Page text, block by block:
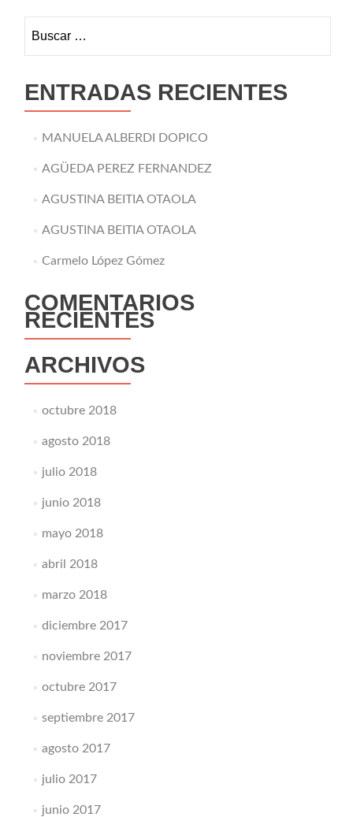
ENTRADAS RECIENTES
MANUELA ALBERDI DOPICO
AGÜEDA PEREZ FERNANDEZ
AGUSTINA BEITIA OTAOLA
AGUSTINA BEITIA OTAOLA
Carmelo López Gómez
COMENTARIOS
RECIENTES
ARCHIVOS
octubre 2018
agosto 2018
julio 2018
junio 2018
mayo 2018
abril 2018
marzo 2018
diciembre 2017
noviembre 2017
octubre 2017
septiembre 2017
agosto 2017
julio 2017
junio 2017